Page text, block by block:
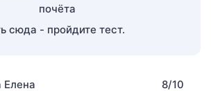
сюда - пройдите тест.
Елена 8/10